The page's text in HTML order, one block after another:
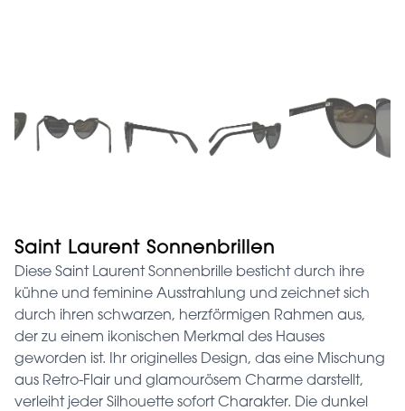
Saint Laurent Sonnenbrillen
Diese Saint Laurent Sonnenbrille besticht durch ihre
kühne und feminine Ausstrahlung und zeichnet sich
durch ihren schwarzen, herzförmigen Rahmen aus,
der zu einem ikonischen Merkmal des Hauses
geworden ist. Ihr originelles Design, das eine Mischung
aus Retro-Flair und glamourösem Charme darstellt,
verleiht jeder Silhouette sofort Charakter. Die dunkel